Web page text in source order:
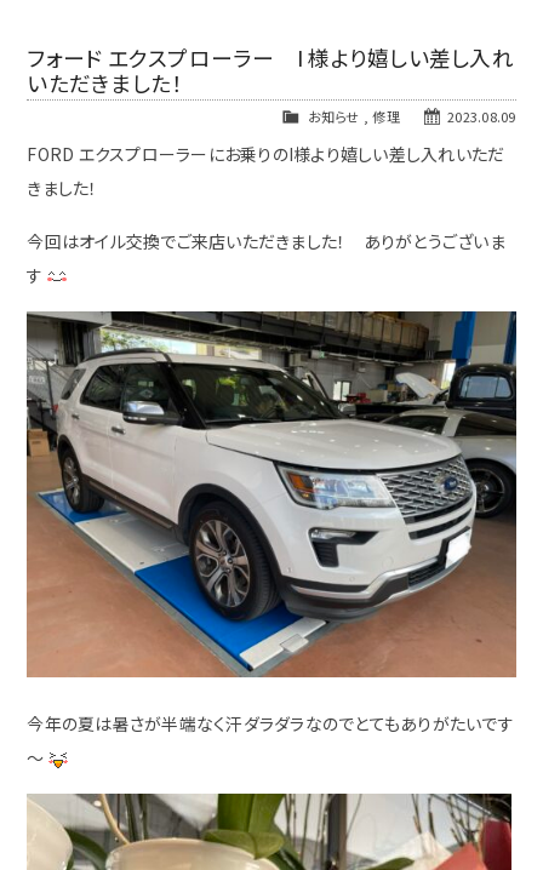
フォード エクスプローラー I 様より嬉しい差し入れ
いただきました！
2023.08.09
お知らせ ,修理
FORD エクスプローラーにお乗りのI様より嬉しい差し入れいただ
きました！
今回はオイル交換でご来店いただきました！ ありがとうございま
す
今年の夏は暑さが半端なく汗ダラダラなのでとてもありがたいです
～